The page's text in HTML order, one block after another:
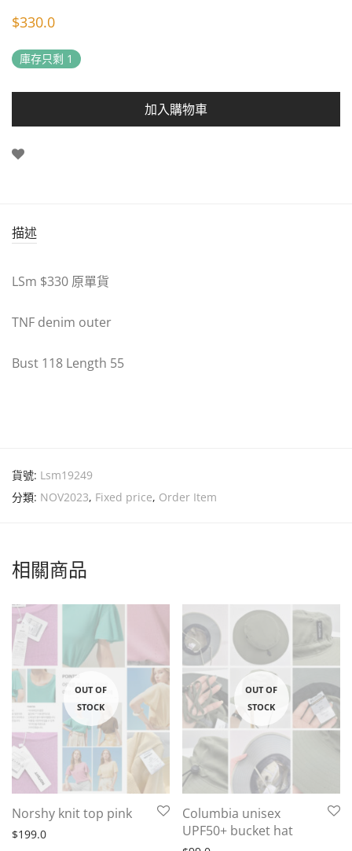
$330.0
庫存只剩 1
加入購物車
描述
LSm $330 原單貨
TNF denim outer
Bust 118 Length 55
貨號: Lsm19249
分類: NOV2023, Fixed price, Order Item
相關商品
Norshy knit top pink
$199.0
Columbia unisex
UPF50+ bucket hat